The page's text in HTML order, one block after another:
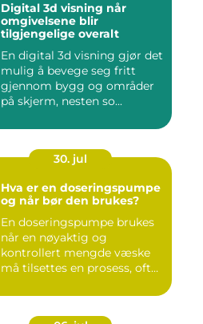
Digital 3d visning når
omgivelsene blir
tilgjengelige overalt
En digital 3d visning gjør det
mulig å bevege seg fritt
gjennom bygg og områder
på skjerm, nesten so...
30. jul
Hva er en doseringspumpe
og når bør den brukes?
En doseringspumpe brukes
når en nøyaktig og
kontrollert mengde væske
må tilsettes en prosess, ofte